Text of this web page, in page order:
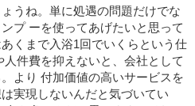
うね。単に処遇の問題だけでな
プ ーを使ってあげたいと思って
くまで入浴1回でいくらという仕
件費を抑えないと、会社として
より 付加価値の高いサービスを
実現しないんだと気づいてい